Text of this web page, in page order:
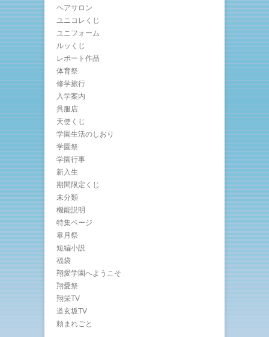
ヘアサロン
ユニコレくじ
ユニフォーム
ルッくじ
レポート作品
体育祭
修学旅行
入学案内
呉服店
天使くじ
学園生活のしおり
学園祭
学園行事
新入生
期間限定くじ
未分類
機能説明
特集ページ
皐月祭
短編小説
福袋
翔愛学園へようこそ
翔愛祭
翔栄TV
道玄坂TV
頼まれごと